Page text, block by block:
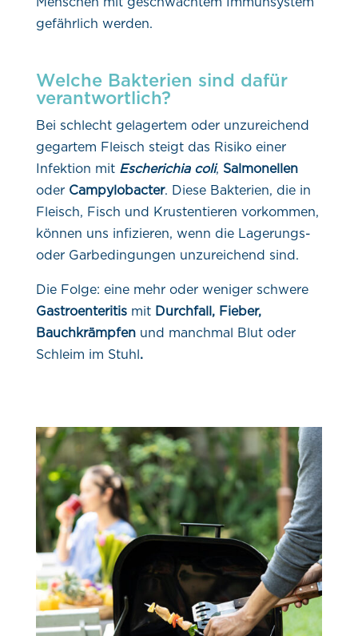
gefährlich werden.
Welche Bakterien sind dafür
verantwortlich?
Bei schlecht gelagertem oder unzureichend
gegartem Fleisch steigt das Risiko einer
Infektion mit Escherichia coli, Salmonellen
oder Campylobacter. Diese Bakterien, die in
Fleisch, Fisch und Krustentieren vorkommen,
können uns infizieren, wenn die Lagerungs-
oder Garbedingungen unzureichend sind.
Die Folge: eine mehr oder weniger schwere
Gastroenteritismit Durchfall, Fieber,
Bauchkrämpfen und manchmal Blut oder
Schleim im Stuhl .